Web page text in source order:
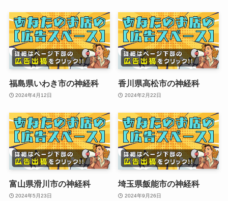
福島県いわき市の神経科
2024年4月12日
香川県高松市の神経科
2024年2月22日
富山県滑川市の神経科
2024年5月23日
埼玉県飯能市の神経科
2024年9月26日